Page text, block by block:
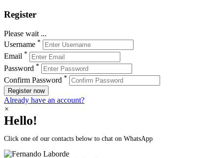
Register
Please wait ...
Username *
Email *
Password *
Confirm Password *
Register now
Already have an account?
×
Hello!
Click one of our contacts below to chat on WhatsApp